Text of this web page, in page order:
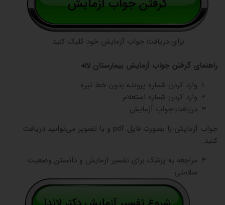
برای دریافت جواب آزمایش خود کلیک کنید.
راهنمای گرفتن جواب آزمایش بیمارستان لاله
وارد کردن شماره پرونده بدون خط تیره
وارد کردن شماره استعلام
دریافت جواب آزمایش
جواب آزمایش را بصورت فایل pdf و یا تصویر می‌توانید دریافت
کنید.
مراجعه به پزشک برای تفسیر آزمایش و دانستن وضعیت
سلامتی